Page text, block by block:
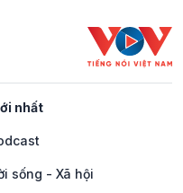
nhất
sống - Xã hội